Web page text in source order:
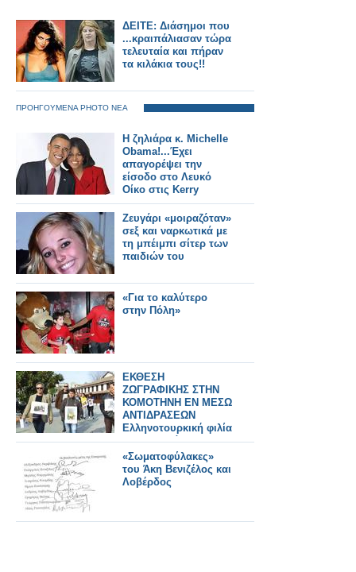
ΔΕΙΤΕ: Διάσημοι που
...κραιπάλιασαν τώρα
τελευταία και πήραν
τα κιλάκια τους!!
ΠΡΟΗΓΟΥΜΕΝΑ PHOTO ΝΕΑ
Η ζηλιάρα κ. Michelle
Obama!...Έχει
απαγορέψει την
είσοδο στο Λευκό
Οίκο στις Kerry
Washington και
Scarlett Johansson
Ζευγάρι «μοιραζόταν»
σεξ και ναρκωτικά με
τη μπέιμπι σίτερ των
παιδιών του
«Για το καλύτερο
στην Πόλη»
ΕΚΘΕΣΗ
ΖΩΓΡΑΦΙΚΗΣ ΣΤΗΝ
ΚΟΜΟΤΗΝΗ ΕΝ ΜΕΣΩ
ΑΝΤΙΔΡΑΣΕΩΝ
Ελληνοτουρκική φιλία
και αντιδράσεις για το
«τουρκοελληνικό
σουργελιστάν»
«Σωματοφύλακες»
του Άκη Βενιζέλος και
Λοβέρδος